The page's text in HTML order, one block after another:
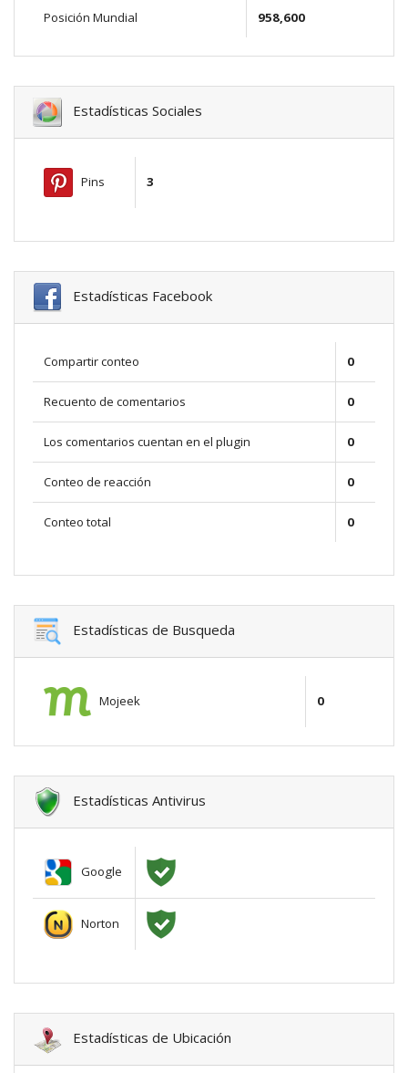
Posición Mundial 958,600
Estadísticas Sociales
Pins 3
Estadísticas Facebook
Compartir conteo 0
Recuento de comentarios 0
Los comentarios cuentan en el plugin 0
Conteo de reacción 0
Conteo total 0
Estadísticas de Busqueda
Mojeek 0
Estadísticas Antivirus
Google
Norton
Estadísticas de Ubicación